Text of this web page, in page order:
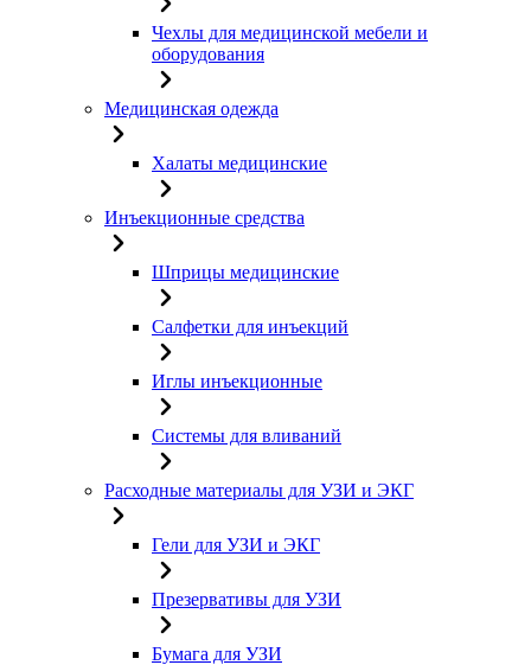
Чехлы для медицинской мебели и
оборудования
Медицинская одежда
Халаты медицинские
Инъекционные средства
Шприцы медицинские
Салфетки для инъекций
Иглы инъекционные
Системы для вливаний
Расходные материалы для УЗИ и ЭКГ
Гели для УЗИ и ЭКГ
Презервативы для УЗИ
Бумага для УЗИ